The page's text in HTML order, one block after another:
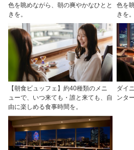
色を眺めながら、朝の爽やかなひとと
きを。
色を
きを。
【朝食ビュッフェ】約40種類のメニ
ューで、いつ来ても・誰と来ても、自
由に楽しめる食事時間を。
ダイ
ンタ